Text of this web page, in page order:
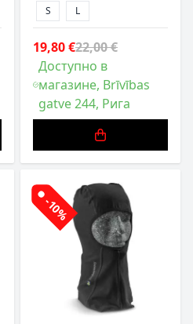
S L
19,80 €22,00 €
Доступно в
магазине, Brīvības
gatve 244, Рига
-10%